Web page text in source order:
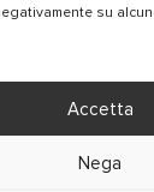
su
Accetta
Nega